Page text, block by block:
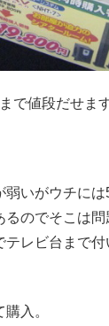
で値段だせま
弱いがウチに
のでそこは問
テレビ台まで
入。